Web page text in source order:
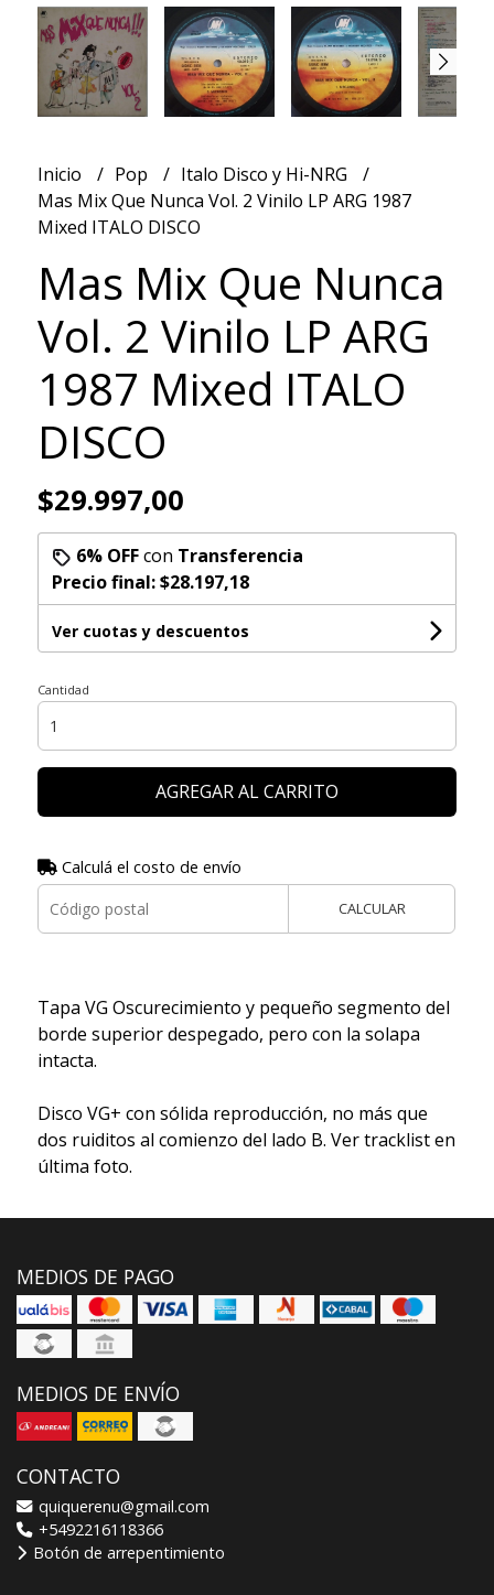
Inicio Pop
Italo Disco y Hi-NRG
Mas Mix Que Nunca Vol. 2 Vinilo LP ARG 1987
Mixed ITALO DISCO
Mas Mix Que Nunca
Vol. 2 Vinilo LP ARG
1987 Mixed ITALO
DISCO
$29.997,00
6% OFFcon Transferencia
Precio final:$28.197,18
Ver cuotas y descuentos
Cantidad
AGREGAR AL CARRITO
Calculá el costo de envío
CALCULAR
Tapa VG Oscurecimiento y pequeño segmento del
borde superior despegado, pero con la solapa
intacta.
Disco VG+ con sólida reproducción, no más que
dos ruiditos al comienzo del lado B. Ver tracklist en
última foto.
MEDIOS DE PAGO
MEDIOS DE ENVÍO
CONTACTO
quiquerenu@gmail.com
+5492216118366
Botón de arrepentimiento